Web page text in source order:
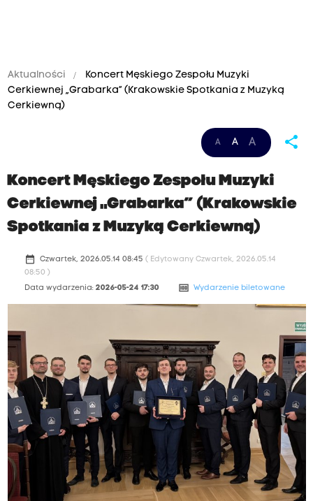
Aktualności
Koncert Męskiego Zespołu Muzyki
Cerkiewnej „Grabarka” (Krakowskie Spotkania z Muzyką
Cerkiewną)
A A A share
Koncert Męskiego Zespołu Muzyki
Cerkiewnej „Grabarka” (Krakowskie
Spotkania z Muzyką Cerkiewną)
date_range Czwartek, 2026.05.14 08:45 ( Edytowany Czwartek, 2026.05.14
08:50 )
Data wydarzenia: 2026-05-24 17:30 money Wydarzenie biletowane